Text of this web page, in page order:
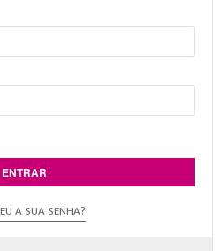
ENTRAR
A SUA SENHA?